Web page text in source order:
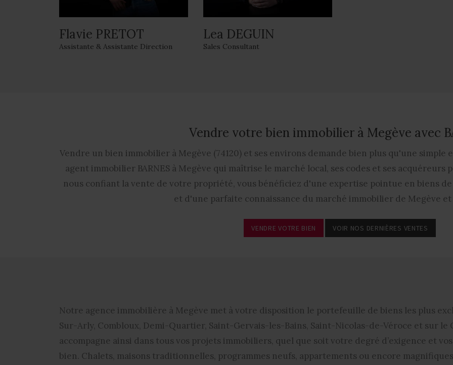
Flavie PRETOT
Assistante & Assistante Direction
Lea DEGUIN
Sales Consultant
Vendre votre bien immobilier à Megève avec
Vendre un bien immobilier à Megève (74120) et ses environs demande bien plus qu'une simple
agent immobilier BARNES à Megève qui maîtrise le marché local, ses codes et ses
nous confiant la vente de votre propriété, vous bénéficiez d'une expertise pointue en biens
et d'une parfaite connaissance du marché immobilier de Megève et
VENDRE VOTRE BIEN VOIR NOS DERNIÈRES VENTES
Notre agence immobilière à Megève met à votre disposition le portefeuille de biens les plus
Sur-Arly, Combloux, Demi-Quartier, Saint-Gervais-les-Bains, Saint-Nicolas-de-Véroce et sur le
accompagne ainsi dans tous vos projets immobiliers, quel que soit votre degré d’exigence et
bien. Chalets, maisons traditionnelles, programmes neufs, appartements ou encore